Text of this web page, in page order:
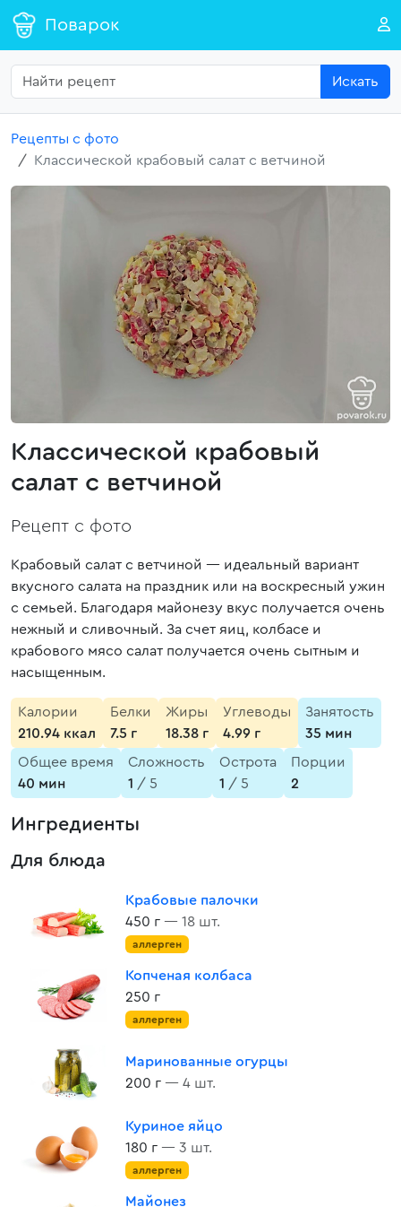
Поварок
Искать
Рецепты с фото
Классической крабовый салат с ветчиной
Классической крабовый
салат с ветчиной
Рецепт с фото
Крабовый салат с ветчиной — идеальный вариант
вкусного салата на праздник или на воскресный ужин
с семьей. Благодаря майонезу вкус получается очень
нежный и сливочный. За счет яиц, колбасе и
крабового мясо салат получается очень сытным и
насыщенным.
Калории
210.94 ккал
Белки
7.5 г
Жиры
18.38 г
Углеводы
4.99 г
Занятость
35 мин
Общее время
40 мин
Сложность
1 / 5
Острота
1 / 5
Порции
2
Ингредиенты
Для блюда
Крабовые палочки
450 г — 18 шт.
аллерген
Копченая колбаса
250 г
аллерген
Маринованные огурцы
200 г — 4 шт.
Куриное яйцо
180 г — 3 шт.
аллерген
Майонез